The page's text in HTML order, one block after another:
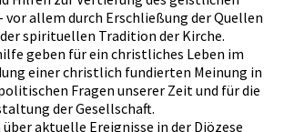
vor allem durch Erschließung der Quellen
der spirituellen Tradition der Kirche.
geben für ein christliches Leben im
einer christlich fundierten Meinung in
Fragen unserer Zeit und für die
der Gesellschaft.
aktuelle Ereignisse in der Diözese